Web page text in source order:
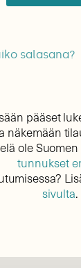
salasana?
pääset
näkemään
ole
tunnukset
sivulta.